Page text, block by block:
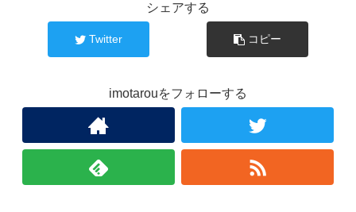
シェアする
Twitter コピー
imotarouをフォローする